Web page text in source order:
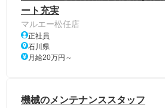
ート充実
マルエー松任店
正社員
石川県
月給20万円～
機械のメンテナンススタッフ